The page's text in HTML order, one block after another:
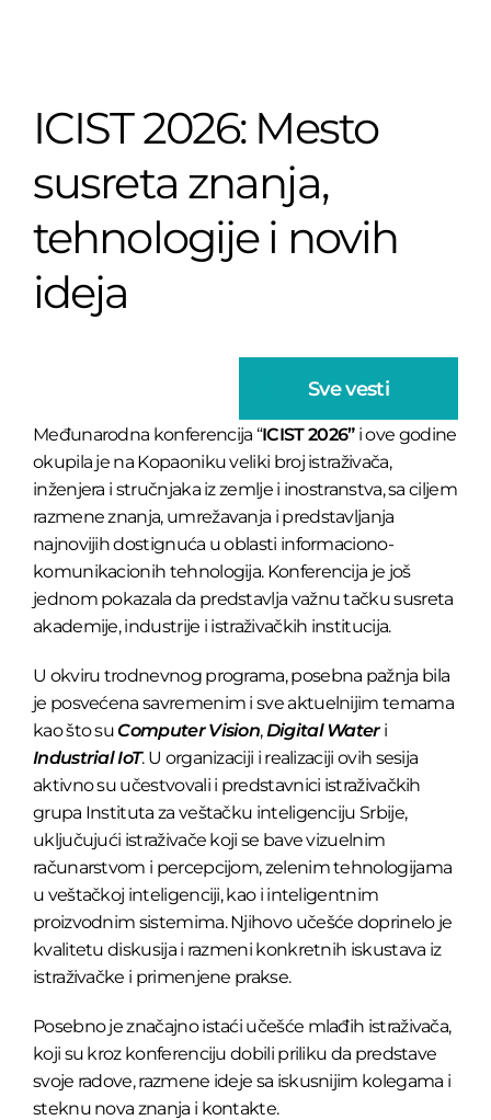
ICIST 2026: Mesto
susreta znanja,
tehnologije i novih
ideja
Sve vesti
Međunarodna konferencija “ICIST 2026”i ove godine
okupila je na Kopaoniku veliki broj istraživača,
inženjera i stručnjaka iz zemlje i inostranstva, sa ciljem
razmene znanja, umrežavanja i predstavljanja
najnovijih dostignuća u oblasti informaciono-
komunikacionih tehnologija. Konferencija je još
jednom pokazala da predstavlja važnu tačku susreta
akademije, industrije i istraživačkih institucija.
U okviru trodnevnog programa, posebna pažnja bila
je posvećena savremenim i sve aktuelnijim temama
kao što suComputer Vision,Digital Wateri
Industrial IoT. U organizaciji i realizaciji ovih sesija
aktivno su učestvovali i predstavnici istraživačkih
grupa Instituta za veštačku inteligenciju Srbije,
uključujući istraživače koji se bave vizuelnim
računarstvom i percepcijom, zelenim tehnologijama
u veštačkoj inteligenciji, kao i inteligentnim
proizvodnim sistemima. Njihovo učešće doprinelo je
kvalitetu diskusija i razmeni konkretnih iskustava iz
istraživačke i primenjene prakse.
Posebno je značajno istaći učešće mlađih istraživača,
koji su kroz konferenciju dobili priliku da predstave
svoje radove, razmene ideje sa iskusnijim kolegama i
steknu nova znanja i kontakte.